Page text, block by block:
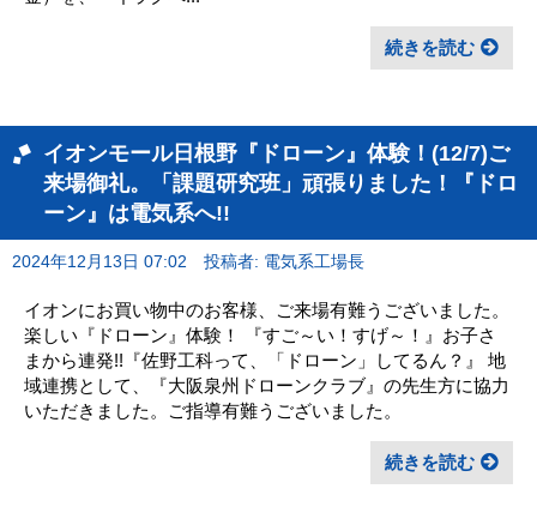
続きを読む
イオンモール日根野『ドローン』体験！(12/7)ご
来場御礼。「課題研究班」頑張りました！『ドロ
ーン』は電気系へ!!
2024年12月13日 07:02 投稿者: 電気系工場長
イオンにお買い物中のお客様、ご来場有難うございました。
楽しい『ドローン』体験！ 『すご～い！すげ～！』お子さ
まから連発!!『佐野工科って、「ドローン」してるん？』 地
域連携として、『大阪泉州ドローンクラブ』の先生方に協力
いただきました。ご指導有難うございました。
続きを読む